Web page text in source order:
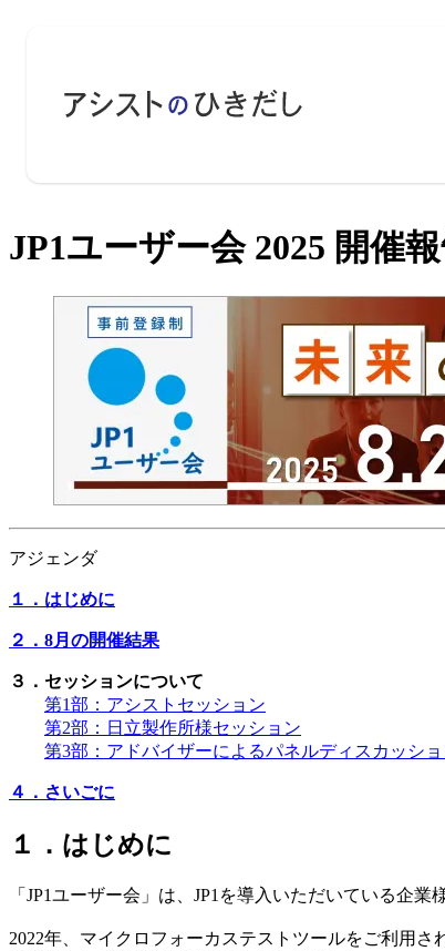
JP1ユーザー会 2025 開催報
アジェンダ
１．はじめに
２．8月の開催結果
３．セッションについて
第1部：アシストセッション
第2部：日立製作所様セッション
第3部：アドバイザーによるパネルディスカッショ
４．さいごに
１．はじめに
「JP1ユーザー会」は、JP1を導入いただいている企
2022年、マイクロフォーカステストツールをご利用